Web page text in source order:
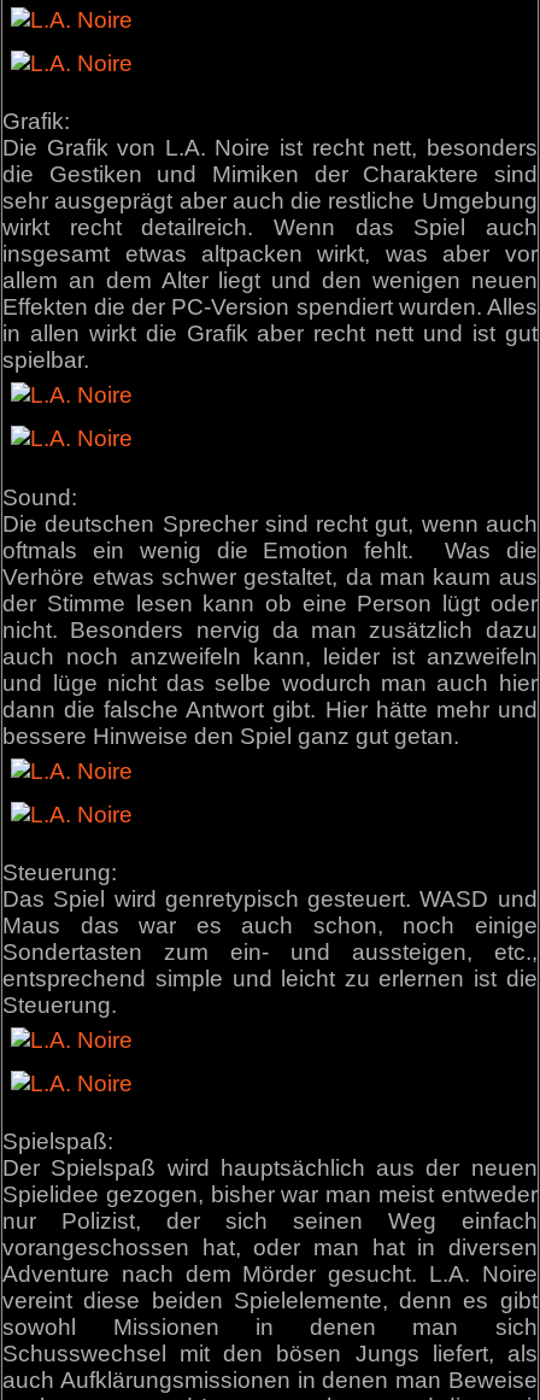
Grafik:
Die Grafik von L.A. Noire ist recht nett, besonders
die Gestiken und Mimiken der Charaktere sind
sehr ausgeprägt aber auch die restliche Umgebung
wirkt recht detailreich. Wenn das Spiel auch
insgesamt etwas altpacken wirkt, was aber vor
allem an dem Alter liegt und den wenigen neuen
Effekten die der PC-Version spendiert wurden. Alles
in allen wirkt die Grafik aber recht nett und ist gut
spielbar.
Sound:
Die deutschen Sprecher sind recht gut, wenn auch
oftmals ein wenig die Emotion fehlt. Was die
Verhöre etwas schwer gestaltet, da man kaum aus
der Stimme lesen kann ob eine Person lügt oder
nicht. Besonders nervig da man zusätzlich dazu
auch noch anzweifeln kann, leider ist anzweifeln
und lüge nicht das selbe wodurch man auch hier
dann die falsche Antwort gibt. Hier hätte mehr und
bessere Hinweise den Spiel ganz gut getan.
Steuerung:
Das Spiel wird genretypisch gesteuert. WASD und
Maus das war es auch schon, noch einige
Sondertasten zum ein- und aussteigen, etc.,
entsprechend simple und leicht zu erlernen ist die
Steuerung.
Spielspaß:
Der Spielspaß wird hauptsächlich aus der neuen
Spielidee gezogen, bisher war man meist entweder
nur Polizist, der sich seinen Weg einfach
vorangeschossen hat, oder man hat in diversen
Adventure nach dem Mörder gesucht. L.A. Noire
vereint diese beiden Spielelemente, denn es gibt
sowohl Missionen in denen man sich
Schusswechsel mit den bösen Jungs liefert, als
auch Aufklärungsmissionen in denen man Beweise